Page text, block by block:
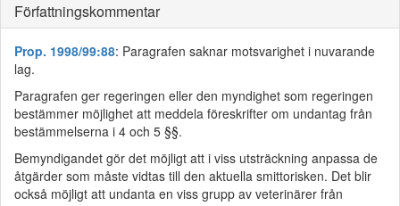
Författningskommentar
Prop. 1998/99:88: Paragrafen saknar motsvarighet i nuvarande
lag.
Paragrafen ger regeringen eller den myndighet som regeringen
bestämmer möjlighet att meddela föreskrifter om undantag från
bestämmelserna i 4 och 5 §§.
Bemyndigandet gör det möjligt att i viss utsträckning anpassa de
åtgärder som måste vidtas till den aktuella smittorisken. Det blir
också möjligt att undanta en viss grupp av veterinärer från